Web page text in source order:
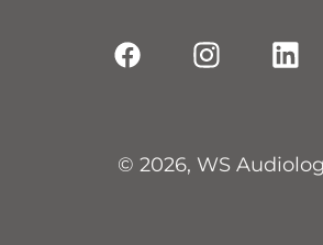
© 2026, WS